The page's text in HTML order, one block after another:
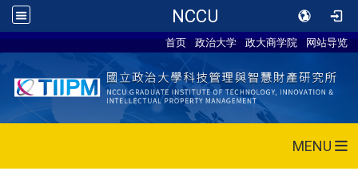
NCCU
首页 政治大学 政大商学院 网站导览
MENU